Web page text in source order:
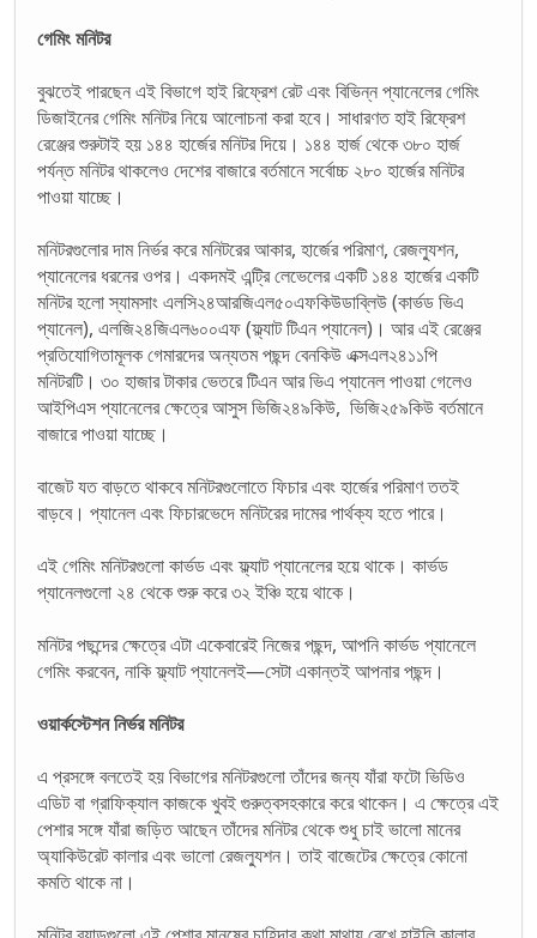
গেমিং মনিটর
বুঝতেই পারছেন এই বিভাগে হাই রিফ্রেশ রেট এবং বিভিন্ন প্যানেলের গেমিং
ডিজাইনের গেমিং মনিটর নিয়ে আলোচনা করা হবে। সাধারণত হাই রিফ্রেশ
রেঞ্জের শুরুটাই হয় ১৪৪ হার্জের মনিটর দিয়ে। ১৪৪ হার্জ থেকে ৩৮০ হার্জ
পর্যন্ত মনিটর থাকলেও দেশের বাজারে বর্তমানে সর্বোচ্চ ২৮০ হার্জের মনিটর
পাওয়া যাচ্ছে।
মনিটরগুলোর দাম নির্ভর করে মনিটরের আকার, হার্জের পরিমাণ, রেজল্যুশন,
প্যানেলের ধরনের ওপর। একদমই এন্ট্রি লেভেলের একটি ১৪৪ হার্জের একটি
মনিটর হলো স্যামসাং এলসি২৪আরজিএল৫০এফকিউডাব্লিউ (কার্ভড ভিএ
প্যানেল), এলজি২৪জিএল৬০০এফ (ফ্ল্যাট টিএন প্যানেল)। আর এই রেঞ্জের
প্রতিযোগিতামূলক গেমারদের অন্যতম পছন্দ বেনকিউ এক্সএল২৪১১পি
মনিটরটি। ৩০ হাজার টাকার ভেতরে টিএন আর ভিএ প্যানেল পাওয়া গেলেও
আইপিএস প্যানেলের ক্ষেত্রে আসুস ভিজি২৪৯কিউ, ভিজি২৫৯কিউ বর্তমানে
বাজারে পাওয়া যাচ্ছে।
বাজেট যত বাড়তে থাকবে মনিটরগুলোতে ফিচার এবং হার্জের পরিমাণ ততই
বাড়বে। প্যানেল এবং ফিচারভেদে মনিটরের দামের পার্থক্য হতে পারে।
এই গেমিং মনিটরগুলো কার্ভড এবং ফ্ল্যাট প্যানেলের হয়ে থাকে। কার্ভড
প্যানেলগুলো ২৪ থেকে শুরু করে ৩২ ইঞ্চি হয়ে থাকে।
মনিটর পছন্দের ক্ষেত্রে এটা একেবারেই নিজের পছন্দ, আপনি কার্ভড প্যানেলে
গেমিং করবেন, নাকি ফ্ল্যাট প্যানেলই—সেটা একান্তই আপনার পছন্দ।
ওয়ার্কস্টেশন নির্ভর মনিটর
এ প্রসঙ্গে বলতেই হয় বিভাগের মনিটরগুলো তাঁদের জন্য যাঁরা ফটো ভিডিও
এডিট বা গ্রাফিক্যাল কাজকে খুবই গুরুত্বসহকারে করে থাকেন। এ ক্ষেত্রে এই
পেশার সঙ্গে যাঁরা জড়িত আছেন তাঁদের মনিটর থেকে শুধু চাই ভালো মানের
অ্যাকিউরেট কালার এবং ভালো রেজল্যুশন। তাই বাজেটের ক্ষেত্রে কোনো
কমতি থাকে না।